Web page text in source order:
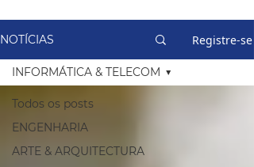
NOTÍCIAS Registre-se
Todos os posts
ENGENHARIA
ARTE & ARQUITECTURA
INFORMÁTICA & TELECOM